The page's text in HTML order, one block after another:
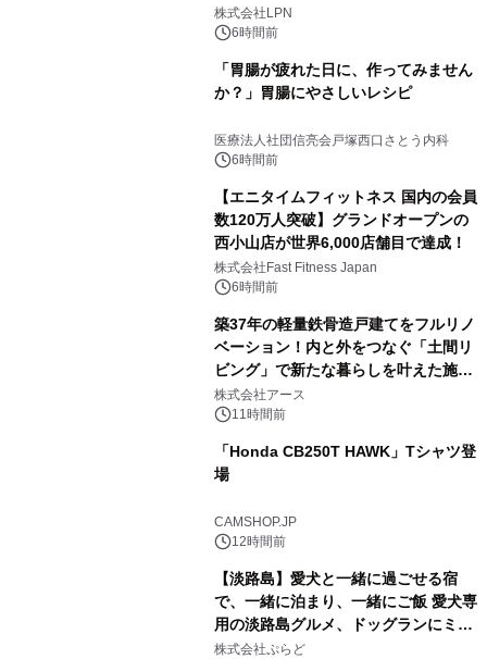
株式会社LPN
6時間前
「胃腸が疲れた日に、作ってみません
か？」胃腸にやさしいレシピ
医療法人社団信亮会戸塚西口さとう内科
6時間前
【エニタイムフィットネス 国内の会員
数120万人突破】グランドオープンの
西小山店が世界6,000店舗目で達成！
株式会社Fast Fitness Japan
6時間前
築37年の軽量鉄骨造戸建てをフルリノ
ベーション！内と外をつなぐ「土間リ
ビング」で新たな暮らしを叶えた施工
事例を株式会社アースが公開
株式会社アース
11時間前
「Honda CB250T HAWK」Tシャツ登
場
CAMSHOP.JP
12時間前
【淡路島】愛犬と一緒に過ごせる宿
で、一緒に泊まり、一緒にご飯 愛犬専
用の淡路島グルメ、ドッグランにミニ
プール グランピングとトレーラーハウ
株式会社ぷらど